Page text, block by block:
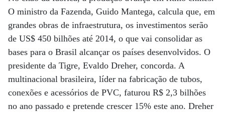
O ministro da Fazenda, Guido Mantega, calcula que, em
grandes obras de infraestrutura, os investimentos serão
de US$ 450 bilhões até 2014, o que vai consolidar as
bases para o Brasil alcançar os países desenvolvidos. O
presidente da Tigre, Evaldo Dreher, concorda. A
multinacional brasileira, líder na fabricação de tubos,
conexões e acessórios de PVC, faturou R$ 2,3 bilhões
no ano passado e pretende crescer 15% este ano. Dreher